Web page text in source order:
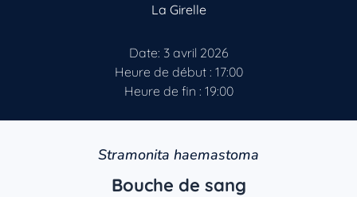
La Girelle
Date: 3 avril 2026
Heure de début : 17:00
Heure de fin : 19:00
Stramonita haemastoma
Bouche de sang